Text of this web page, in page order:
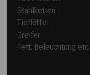
Stahlketten
Tieflöffel
Greifer
Fett, Beleuchtung etc.